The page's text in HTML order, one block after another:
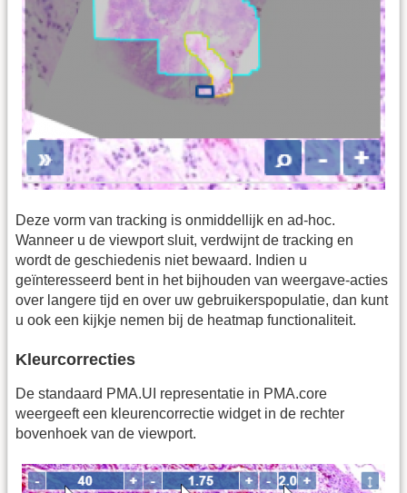
Deze vorm van tracking is onmiddellijk en ad-hoc.
Wanneer u de viewport sluit, verdwijnt de tracking en
wordt de geschiedenis niet bewaard. Indien u
geïnteresseerd bent in het bijhouden van weergave-acties
over langere tijd en over uw gebruikerspopulatie, dan kunt
u ook een kijkje nemen bij de heatmap functionaliteit.
Kleurcorrecties
De standaard PMA.UI representatie in PMA.core
weergeeft een kleurencorrectie widget in de rechter
bovenhoek van de viewport.